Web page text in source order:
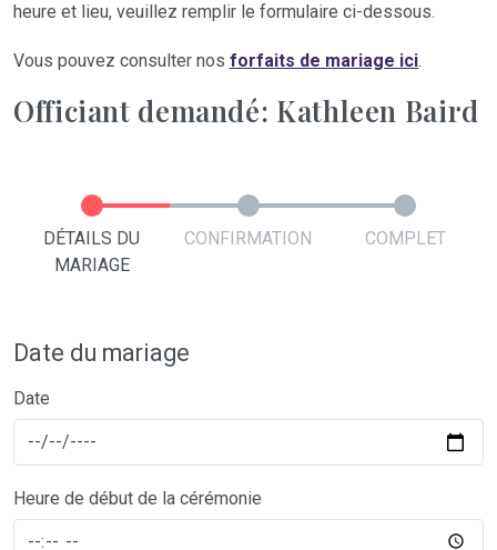
heure et lieu, veuillez remplir le formulaire ci-dessous.
Vous pouvez consulter nos forfaits de mariage ici.
Officiant demandé: Kathleen Baird
DÉTAILS DU
MARIAGE
CONFIRMATION COMPLET
Date du mariage
Date
Heure de début de la cérémonie